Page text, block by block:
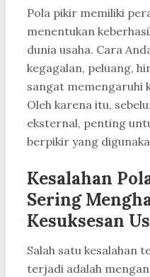
Pola pikir memiliki
menentukan
dunia usaha. Cara
kegagalan, peluang,
sangat memengaruhi
Oleh karena itu,
eksternal, penting
berpikir yang
Kesalahan
Sering
Kesuksesan
Salah satu kesalahan
terjadi adalah